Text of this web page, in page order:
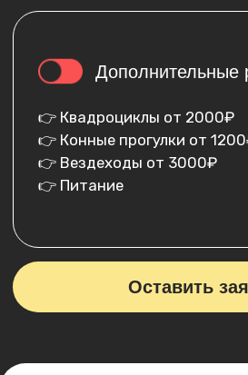
Ваше имя:
Номер телефона:
+7
только своей компанией